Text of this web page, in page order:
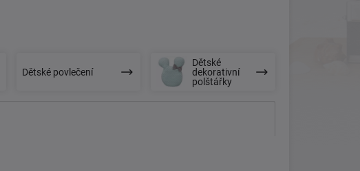
Dětské povlečení
Dětské
dekorativní
polštářky